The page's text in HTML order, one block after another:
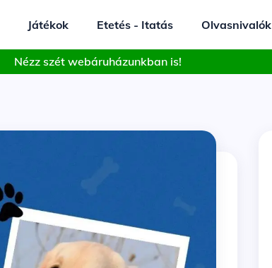
Játékok Etetés - Itatás Olvasnivalók
Nézz szét webáruházunkban is!